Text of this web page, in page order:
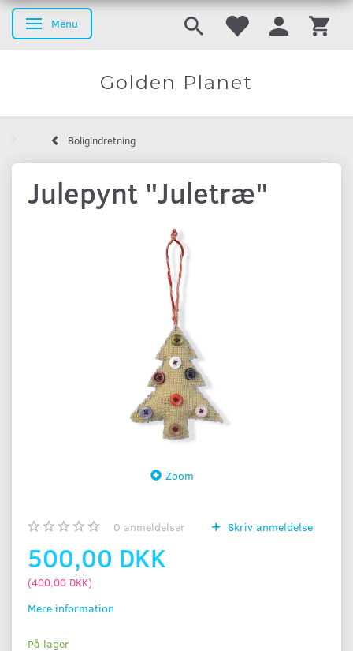
Skifte navigation
Menu
Golden Planet
Boligindretning
Julepynt "Juletræ"
Zoom
0 anmeldelser Skriv anmeldelse
500,00 DKK
(400,00 DKK)
Mere information
På lager